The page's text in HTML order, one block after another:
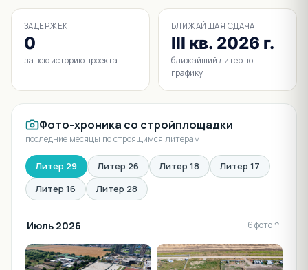
ЗАДЕРЖЕК
0
за всю историю проекта
БЛИЖАЙШАЯ СДАЧА
III кв. 2026 г.
ближайший литер по
графику
Фото-хроника со стройплощадки
последние месяцы по строящимся литерам
Литер 29 Литер 26 Литер 18
Литер 17
Литер 16
Литер 28
Июль 2026 6 фото ⌄